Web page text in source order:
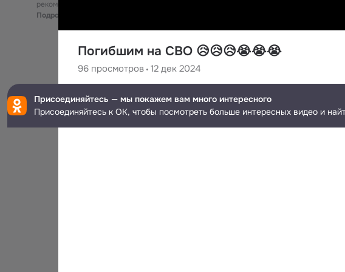
Погибшим на СВО 😥😥😥😭😭😭
96 просмотров 12 дек 2024
Зинаида РП
рекомендательные технологии
Подробнее
Присоединяйтесь — мы покажем вам много интересного
Присоединяйтесь к ОК, чтобы посмотреть больше интересных видео и